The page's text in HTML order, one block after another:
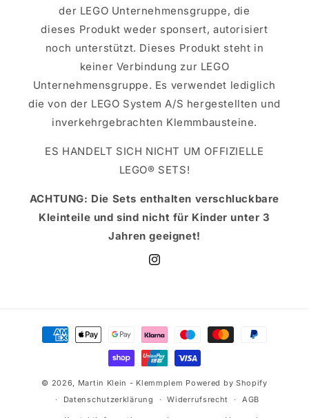
der LEGO Unternehmensgruppe, die
dieses Produkt weder sponsert, autorisiert
noch unterstützt. Dieses Produkt steht in
keiner Verbindung zur LEGO
Unternehmensgruppe. Es verwendet lediglich
die von der LEGO System A/S hergestellten und
inverkehrgebrachten Klemmbausteine.
ES HANDELT SICH NICHT UM OFFIZIELLE
LEGO® SETS!
ACHTUNG: Die Sets enthalten verschluckbare
Kleinteile und sind nicht für Kinder unter 3
Jahren geeignet!
Instagram
Zahlungsmethoden
© 2026, Martin Klein - Klemmplem Powered by Shopify
Datenschutzerklärung
Widerrufsrecht AGB